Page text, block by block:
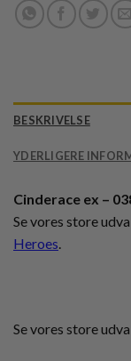
BESKRIVELSE
YDERLIGERE
Cinderace ex –
Se vores store
Heroes.
Se vores store